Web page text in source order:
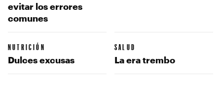
evitar los errores
comunes
NUTRICIÓN
Dulces excusas
SALUD
La era trembo